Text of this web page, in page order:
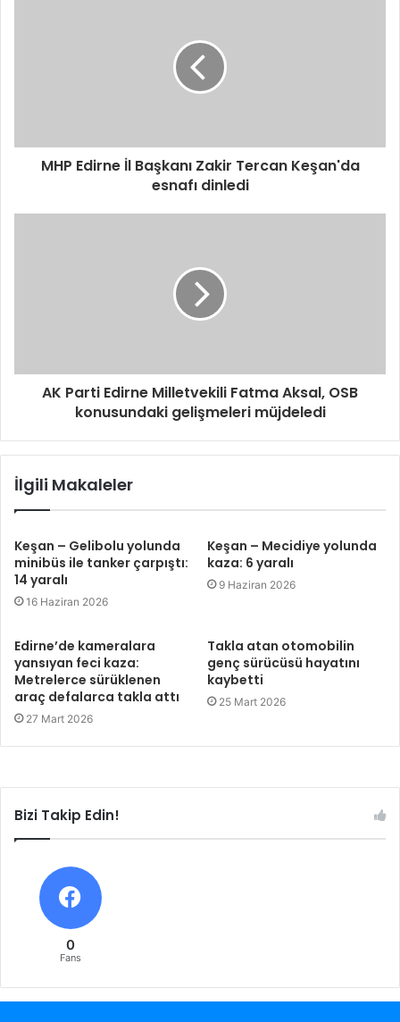
MHP Edirne İl Başkanı Zakir Tercan Keşan'da
esnafı dinledi
AK Parti Edirne Milletvekili Fatma Aksal, OSB
konusundaki gelişmeleri müjdeledi
İlgili Makaleler
Keşan – Gelibolu yolunda
minibüs ile tanker çarpıştı:
14 yaralı
16 Haziran 2026
Keşan – Mecidiye yolunda
kaza: 6 yaralı
9 Haziran 2026
Edirne’de kameralara
yansıyan feci kaza:
Metrelerce sürüklenen
araç defalarca takla attı
27 Mart 2026
Takla atan otomobilin
genç sürücüsü hayatını
kaybetti
25 Mart 2026
Bizi Takip Edin!
0
Fans